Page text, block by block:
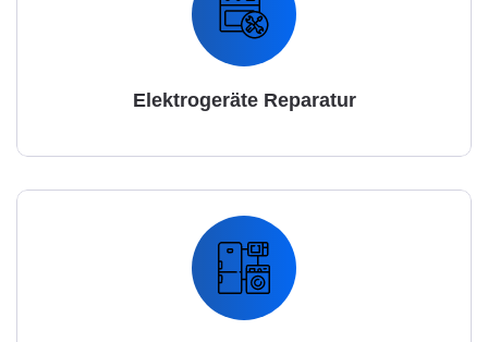
Elektrogeräte Reparatur